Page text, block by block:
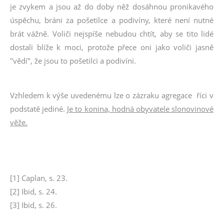
je zvykem a jsou až do doby něž dosáhnou pronikavého
úspěchu, bráni za pošetilce a podivíny, které není nutné
brát vážně. Voliči nejspíše nebudou chtít, aby se tito lidé
dostali blíže k moci, protože přece oni jako voliči jasně
"vědí", že jsou to pošetilci a podivíni.
Vzhledem k výše uvedenému lze o zázraku agregace říci v
podstatě jediné. Je to konina, hodná obyvatele slonovinové
věže.
[1] Caplan, s. 23.
[2] Ibid, s. 24.
[3] Ibid, s. 26.